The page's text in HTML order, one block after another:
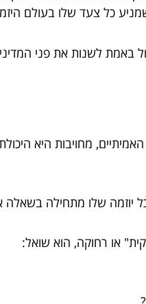
כל צעד שלו בעולם
באמת לשנות את פני
מחויבות היא
שלו מתחילה בשאלה
או רחוקה, הוא שואל: